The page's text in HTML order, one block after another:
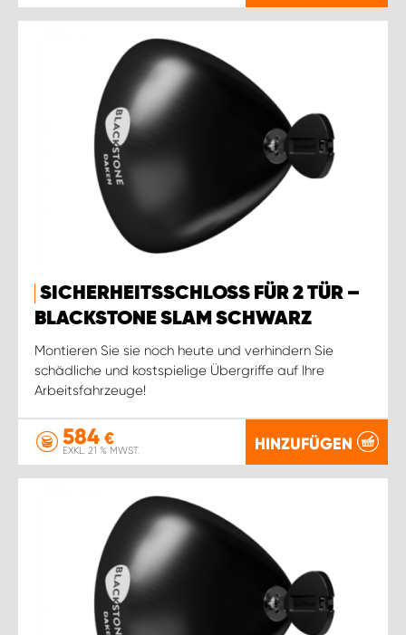
SICHERHEITSSCHLOSS FÜR 2 TÜR –
BLACKSTONE SLAM SCHWARZ
Montieren Sie sie noch heute und verhindern Sie
schädliche und kostspielige Übergriffe auf Ihre
Arbeitsfahrzeuge!
584 €
EXKL. 21 % MWST. HINZUFÜGEN